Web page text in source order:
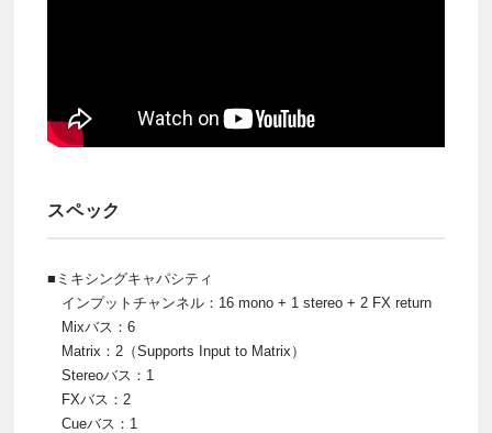
スペック
■ミキシングキャパシティ
インプットチャンネル：16 mono + 1 stereo + 2 FX return
Mixバス：6
Matrix：2（Supports Input to Matrix）
Stereoバス：1
FXバス：2
Cueバス：1